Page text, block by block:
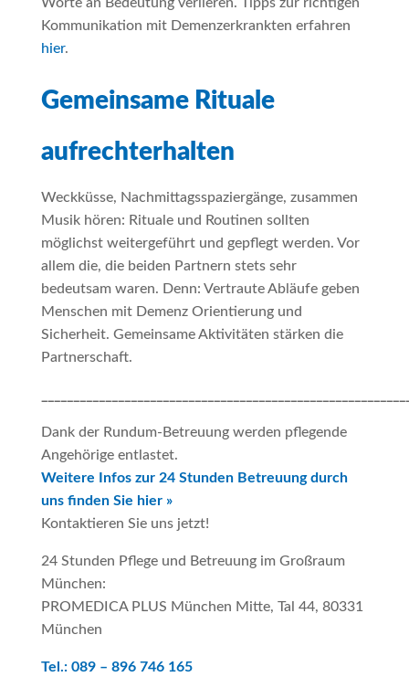
Kommunikation mit Demenzerkrankten erfahren
hier.
Gemeinsame Rituale
aufrechterhalten
Weckküsse, Nachmittagsspaziergänge, zusammen
Musik hören: Rituale und Routinen sollten
möglichst weitergeführt und gepflegt werden. Vor
allem die, die beiden Partnern stets sehr
bedeutsam waren. Denn: Vertraute Abläufe geben
Menschen mit Demenz Orientierung und
Sicherheit. Gemeinsame Aktivitäten stärken die
Partnerschaft.
Dank der Rundum-Betreuung werden pflegende
Angehörige entlastet.
Weitere Infos zur 24 Stunden Betreuung durch
uns finden Sie hier »
Kontaktieren Sie uns jetzt!
24 Stunden Pflege und Betreuung im Großraum
München:
PROMEDICA PLUS München Mitte, Tal 44, 80331
München
Tel.: 089 – 896 746 165